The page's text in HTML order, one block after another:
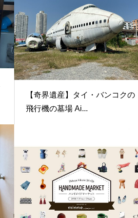
【奇界遺産】タイ・バンコクの
飛行機の墓場 Ai...